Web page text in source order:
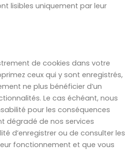
lisibles uniquement par leur
de cookies dans votre
ceux qui y sont enregistrés,
ne plus bénéficier d’un
Le cas échéant, nous
pour les conséquences
dégradé de nos services
d’enregistrer ou de consulter les
fonctionnement et que vous